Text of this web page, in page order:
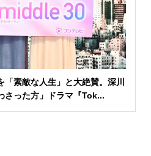
素敵な人生」と大絶賛。深川
さった方」ドラマ『Tok...